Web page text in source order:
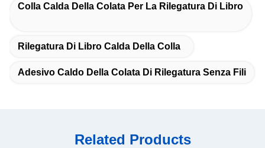
Colla Calda Della Colata Per La Rilegatura Di Libro
Rilegatura Di Libro Calda Della Colla
Adesivo Caldo Della Colata Di Rilegatura Senza Fili
Related Products